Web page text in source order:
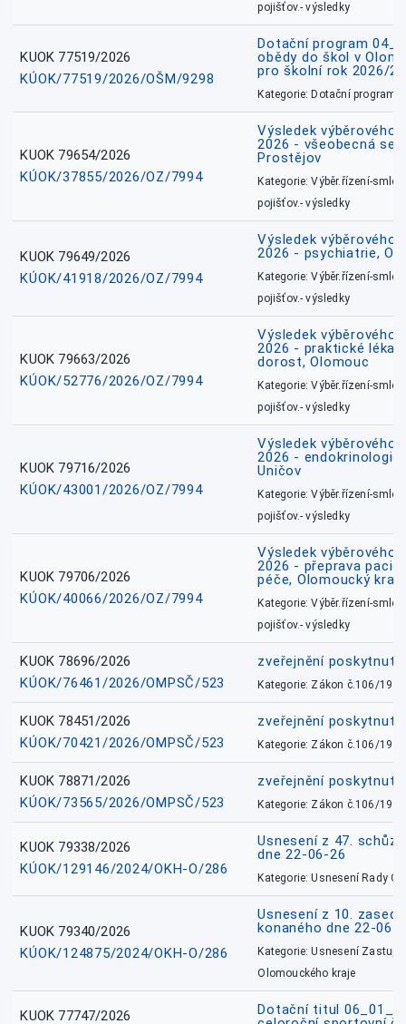
pojišťov.- výsledky
KUOK 77519/2026
KÚOK/77519/2026/OŠM/9298
Dotační program
obědy do škol v
pro školní rok 2026/
Kategorie: Dotační
KUOK 79654/2026
KÚOK/37855/2026/OZ/7994
Výsledek výběrového
2026 - všeobecná
Prostějov
Kategorie: Výběr.řízení-
pojišťov.- výsledky
KUOK 79649/2026
KÚOK/41918/2026/OZ/7994
Výsledek výběrového
2026 - psychiatrie,
Kategorie: Výběr.řízení-
pojišťov.- výsledky
KUOK 79663/2026
KÚOK/52776/2026/OZ/7994
Výsledek výběrového
2026 - praktické
dorost, Olomouc
Kategorie: Výběr.řízení-
pojišťov.- výsledky
KUOK 79716/2026
KÚOK/43001/2026/OZ/7994
Výsledek výběrového
2026 - endokrinologie
Uničov
Kategorie: Výběr.řízení-
pojišťov.- výsledky
KUOK 79706/2026
KÚOK/40066/2026/OZ/7994
Výsledek výběrového
2026 - přeprava
péče, Olomoucký kraj
Kategorie: Výběr.řízení-
pojišťov.- výsledky
KUOK 78696/2026
KÚOK/76461/2026/OMPSČ/523
zveřejnění
Kategorie: Zákon č.106/1999
KUOK 78451/2026
KÚOK/70421/2026/OMPSČ/523
zveřejnění
Kategorie: Zákon č.106/1999
KUOK 78871/2026
KÚOK/73565/2026/OMPSČ/523
zveřejnění
Kategorie: Zákon č.106/1999
KUOK 79338/2026
KÚOK/129146/2024/OKH-O/286
Usnesení z 47.
dne 22-06-26
Kategorie: Usnesení Rady
KUOK 79340/2026
KÚOK/124875/2024/OKH-O/286
Usnesení z 10.
konaného dne 22-06-
Kategorie: Usnesení
Olomouckého kraje
KUOK 77747/2026
Dotační titul